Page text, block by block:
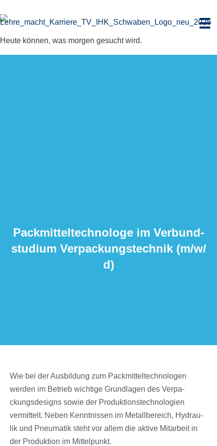
Inhalt
Heute können, was morgen gesucht wird.
Pack­mit­tel­tech­no­loge im Verbund­
stu­dium Verpa­ckungs­tech­nik (m/​w/​
d)
Wie bei der Ausbil­dung zum Pack­mit­tel­tech­no­lo­gen
werden im Betrieb wich­tige Grund­la­gen des Verpa­
ckungs­de­signs sowie der Produk­ti­ons­tech­no­lo­gien
vermit­telt. Neben Kennt­nis­sen im Metall­be­reich, Hydrau­
lik und Pneu­ma­tik steht vor allem die aktive Mitar­beit in
der Produk­tion im Mittelpunkt.